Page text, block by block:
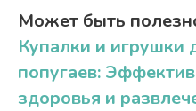
Может быть
Купалки и игрушки
попугаев:
здоровья и